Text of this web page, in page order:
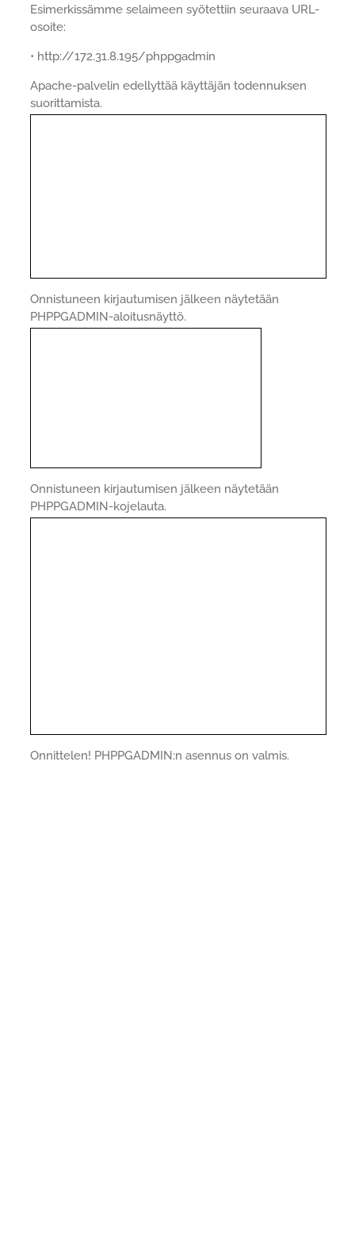
Esimerkissämme selaimeen syötettiin seuraava URL-
osoite:
• http://172.31.8.195/phppgadmin
Apache-palvelin edellyttää käyttäjän todennuksen
suorittamista.
Onnistuneen kirjautumisen jälkeen näytetään
PHPPGADMIN-aloitusnäyttö.
Onnistuneen kirjautumisen jälkeen näytetään
PHPPGADMIN-kojelauta.
Onnittelen! PHPPGADMIN:n asennus on valmis.